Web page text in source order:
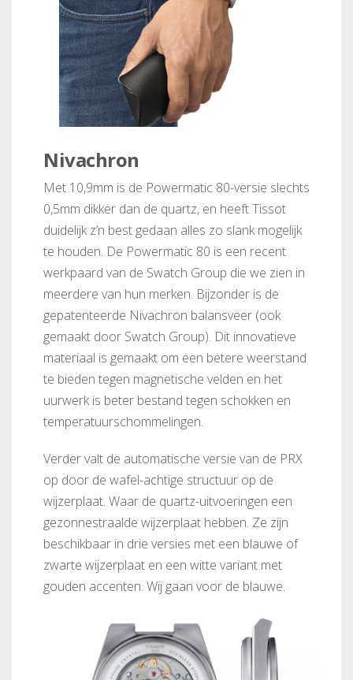
Nivachron
Met 10,9mm is de Powermatic 80-versie slechts
0,5mm dikker dan de quartz, en heeft Tissot
duidelijk z’n best gedaan alles zo slank mogelijk
te houden. De Powermatic 80 is een recent
werkpaard van de Swatch Group die we zien in
meerdere van hun merken. Bijzonder is de
gepatenteerde Nivachron balansveer (ook
gemaakt door Swatch Group). Dit innovatieve
materiaal is gemaakt om een betere weerstand
te bieden tegen magnetische velden en het
uurwerk is beter bestand tegen schokken en
temperatuurschommelingen.
Verder valt de automatische versie van de PRX
op door de wafel-achtige structuur op de
wijzerplaat. Waar de quartz-uitvoeringen een
gezonnestraalde wijzerplaat hebben. Ze zijn
beschikbaar in drie versies met een blauwe of
zwarte wijzerplaat en een witte variant met
gouden accenten. Wij gaan voor de blauwe.